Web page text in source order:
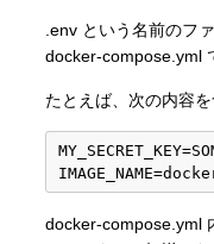
.env という名前のフ
docker-compose.yml
たとえば、次の内容
docker-compose.yml